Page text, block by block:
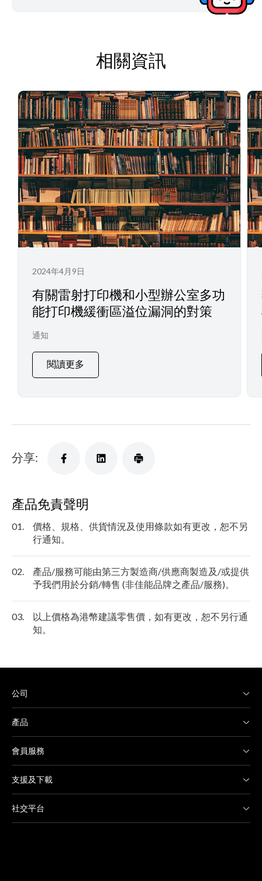
相關資訊
2024年4月9日
有關雷射打印機和小型辦公室多功
能打印機緩衝區溢位漏洞的對策
通知
閱讀更多
分享:
產品免責聲明
01.
價格、規格、供貨情況及使用條款如有更改，恕不另
行通知。
02.
產品/服務可能由第三方製造商/供應商製造及/或提供
予我們用於分銷/轉售 (非佳能品牌之產品/服務)。
03.
以上價格為港幣建議零售價，如有更改，恕不另行通
知。
公司
產品
會員服務
支援及下載
社交平台